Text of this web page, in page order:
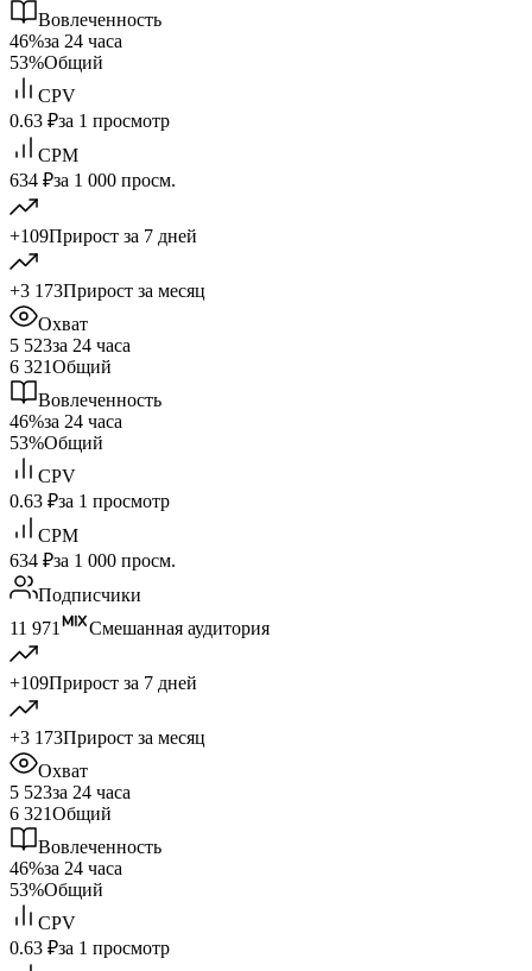
Вовлеченность
46%за 24 часа
53%Общий
CPV
0.63 ₽за 1 просмотр
CPM
634 ₽за 1 000 просм.
+109Прирост за 7 дней
+3 173Прирост за месяц
Охват
5 523за 24 часа
6 321Общий
Вовлеченность
46%за 24 часа
53%Общий
CPV
0.63 ₽за 1 просмотр
CPM
634 ₽за 1 000 просм.
Подписчики
11 971
Смешанная аудитория
+109Прирост за 7 дней
+3 173Прирост за месяц
Охват
5 523за 24 часа
6 321Общий
Вовлеченность
46%за 24 часа
53%Общий
CPV
0.63 ₽за 1 просмотр